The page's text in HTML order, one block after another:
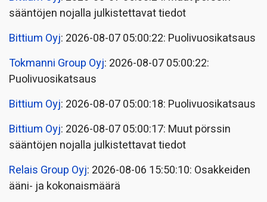
sääntöjen nojalla julkistettavat tiedot
Bittium Oyj: 2026-08-07 05:00:22: Puolivuosikatsaus
Tokmanni Group Oyj: 2026-08-07 05:00:22:
Puolivuosikatsaus
Bittium Oyj: 2026-08-07 05:00:18: Puolivuosikatsaus
Bittium Oyj: 2026-08-07 05:00:17: Muut pörssin
sääntöjen nojalla julkistettavat tiedot
Relais Group Oyj: 2026-08-06 15:50:10: Osakkeiden
ääni- ja kokonaismäärä